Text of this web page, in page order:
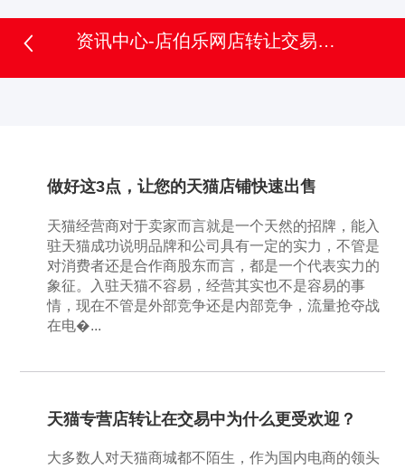
资讯中心-店伯乐网店转让交易平台
做好这3点，让您的天猫店铺快速出售
天猫经营商对于卖家而言就是一个天然的招牌，能入
驻天猫成功说明品牌和公司具有一定的实力，不管是
对消费者还是合作商股东而言，都是一个代表实力的
象征。入驻天猫不容易，经营其实也不是容易的事
情，现在不管是外部竞争还是内部竞争，流量抢夺战
在电�...
天猫专营店转让在交易中为什么更受欢迎？
大多数人对天猫商城都不陌生，作为国内电商的领头